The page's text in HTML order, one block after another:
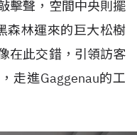
擊聲，空間中央則擺
林運來的巨大松樹
在此交錯，引領訪客
走進Gaggenau的工